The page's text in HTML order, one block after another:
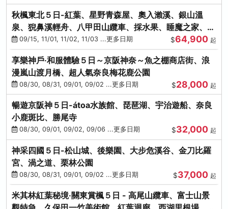
秋楓東北５日-紅葉、星野青森屋、奧入瀨溪、銀山溫
泉、猊鼻溪輕舟、八甲田山纜車、採水果、睡魔之家、法
式料理(不進免稅店)
09/15, 11/01, 11/02, 11/03 ...更多日期 $64,900 起
享樂神戶‧和服體驗５日～京阪神奈～魚之棚商店街、浪
漫嵐山渡月橋、超人氣奈良梅花鹿公園
08/30, 08/31, 09/01, 09/02 ...更多日期 $28,000 起
暢遊京阪神５日-átoa水族館、琵琶湖、宇治遊船、奈良
小鹿斑比、勝尾寺
08/30, 09/01, 09/02, 09/06 ...更多日期 $32,000 起
神采四國５日-松山城、後樂園、大步危溪谷、金刀比羅
宮、渦之道、栗林公園
08/30, 08/31, 09/01, 09/02 ...更多日期 $37,000 起
米其林紅葉秘境‧關東賞楓５日 - 高尾山纜車、富士山景